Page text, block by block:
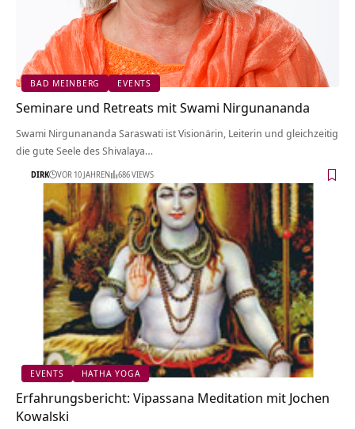
BAD MEINBERG EVENTS
Seminare und Retreats mit Swami Nirgunananda
Swami Nirgunananda Saraswati ist Visionärin, Leiterin und gleichzeitig
die gute Seele des Shivalaya…
DIRK VOR 10 JAHREN 686 VIEWS
EVENTS HATHA YOGA
Erfahrungsbericht: Vipassana Meditation mit Jochen
Kowalski